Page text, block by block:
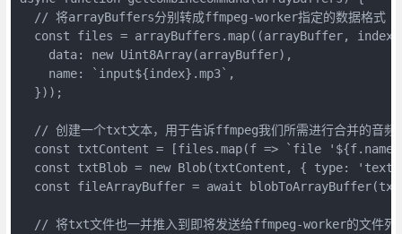
  // 将arrayBuffers分别转成ffmpeg-worker指定的数据格式
const files = arrayBuffers.map((arrayBuffer,
    data: new Uint8Array(arrayBuffer),
    name: `input${index}.mp3`,
  }));
// 创建一个txt文本，用于告诉ffmpeg我们所需进行合并的音频
const txtContent = [files.map(f => `file
const txtBlob = new Blob(txtContent, { type:
const fileArrayBuffer = await
// 将txt文件也一并推入到即将发送给ffmpeg-worker的文件列